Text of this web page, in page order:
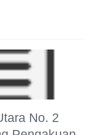
No. 2